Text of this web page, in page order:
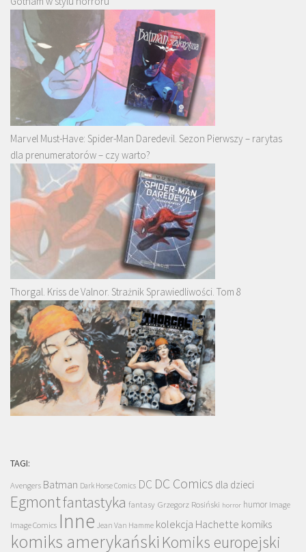
Marvel Must-Have: Spider-Man Daredevil. Sezon Pierwszy – rarytas
dla prenumeratorów – czy warto?
Thorgal. Kriss de Valnor. Strażnik Sprawiedliwości. Tom 8
TAGI:
Avengers Batman Dark Horse Comics DC DC Comics dla dzieci
Egmontfantastyka fantasy Grzegorz Rosiński horror humor Image
Image Comics Inne Jean Van Hamme kolekcja Hachette komiks
komiks amerykański Komiks europejski